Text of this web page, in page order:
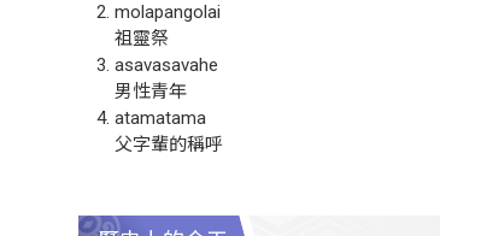
molapangolai
祖靈祭
asavasavahe
男性青年
atamatama
父字輩的稱呼